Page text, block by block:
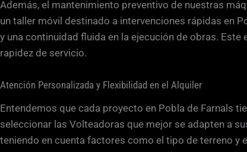
Además, el mantenimiento preventivo de nuestras
un taller móvil destinado a intervenciones rápidas en
y una continuidad fluida en la ejecución de obras.
rapidez de servicio.
Atención Personalizada y Flexibilidad en el Alquiler
Entendemos que cada proyecto en Pobla de Farnals
seleccionar las Volteadoras que mejor se adapten a
teniendo en cuenta factores como el tipo de terreno y